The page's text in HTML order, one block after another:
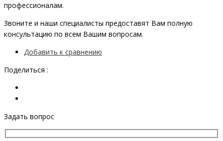
профессионалам.
Звоните и наши специалисты предоставят Вам полную
консультацию по всем Вашим вопросам.
Добавить к сравнению
Поделиться :
Задать вопрос